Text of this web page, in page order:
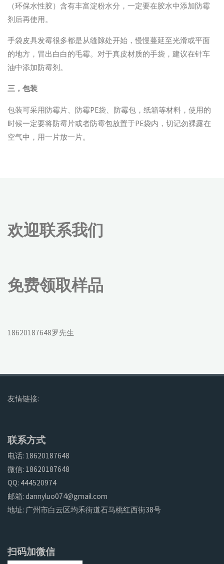
（环保水性胶）含有丰富淀粉水分，一定要在胶水中添加防霉
剂后再使用。
手袋皮具发霉很多都是从缝隙处开始，慢慢蔓延至光滑或平面
的地方，冒出白白的毛霉。对于真皮材质的手袋，建议在针车
油中添加防霉剂。
三，包装
包装可采用防霉片、防霉PE袋、防霉包，纸箱等材料，使用的
时候一定要将防霉片或者防霉包放置于PE袋内，切记勿裸露在
空气中，用一片放一片。
欢迎联系我们
免费领取样品
18620187648罗先生
友情链接:
联系方式
电话: 18620187648
微信: 18620187648
QQ: 444520974
邮箱: dannyluo074@gmail.com
地址: 广州市白云区均禾街道石马桃红西街38号
扫码加微信